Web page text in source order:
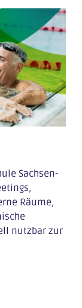
Sachsen-
Räume,
nutzbar zur